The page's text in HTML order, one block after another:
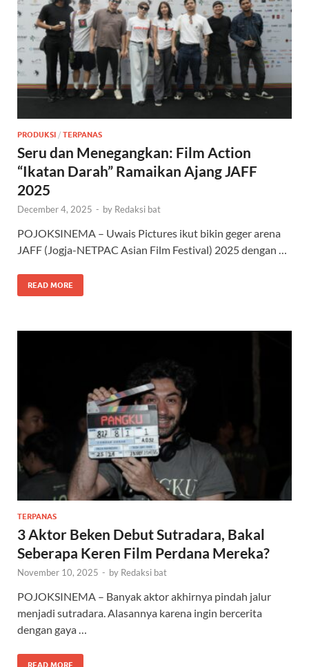
PRODUKSI / TERPANAS
Seru dan Menegangkan: Film Action
“Ikatan Darah” Ramaikan Ajang JAFF
2025
December 4, 2025 - by Redaksi bat
POJOKSINEMA – Uwais Pictures ikut bikin geger arena
JAFF (Jogja-NETPAC Asian Film Festival) 2025 dengan …
READ MORE
TERPANAS
3 Aktor Beken Debut Sutradara, Bakal
Seberapa Keren Film Perdana Mereka?
November 10, 2025 - by Redaksi bat
POJOKSINEMA – Banyak aktor akhirnya pindah jalur
menjadi sutradara. Alasannya karena ingin bercerita
dengan gaya …
READ MORE